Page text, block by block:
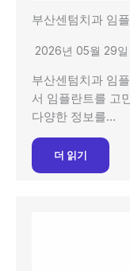
부산센텀치과 임
2026년 05월 29일
부산센텀치과 임
서 임플란트를 고
다양한 정보를…
더 읽기